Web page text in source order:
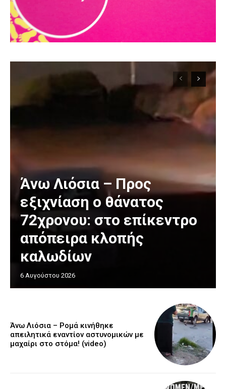
Άνω Λιόσια – Προς
εξιχνίαση ο θάνατος
72χρονου: στο επίκεντρο
απόπειρα κλοπής
καλωδίων
6 Αυγούστου 2026
Άνω Λιόσια – Ρομά κινήθηκε
απειλητικά εναντίον αστυνομικών με
μαχαίρι στο στόμα! (video)